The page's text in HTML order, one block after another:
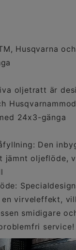
Husqvarna
oljetratt är
24x3-gänga
Den
jämnt oljeflöde,
virveleffekt,
smidigare
service!